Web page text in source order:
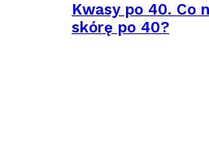
Kwasy po 40. Co
skórę po 40?